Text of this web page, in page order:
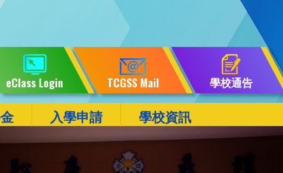
入學申請 學校資訊
eClass Login TCGSS Mail 學校通告